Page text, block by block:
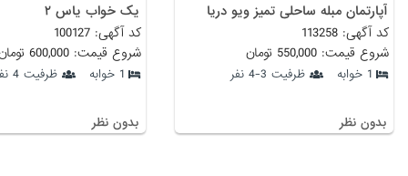
آپارتمان مبله ساحلی تمیز ویو دریا
کد آگهی: 113258
شروع قیمت: 550,000 تومان
1 خوابه ظرفیت 3-4 نفر
بدون نظر
یک خواب یاس ۲
کد آگهی: 100127
شروع قیمت: 600,000 تومان
1 خوابه ظرفیت 4 نفر
بدون نظر